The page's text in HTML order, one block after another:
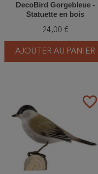
DecoBird Gorgebleue -
Statuette en bois
24,00 €
AJOUTER AU PANIER
favorite_border